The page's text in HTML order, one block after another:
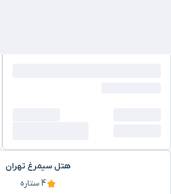
۱۱ دقیقه با خودرو (۵ کیلومتر و ۲۵۶ متر)
هتل سیمرغ تهران
4 ستاره